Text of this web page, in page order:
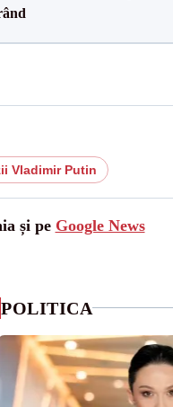
Vladimir Putin
și pe Google News
POLITICA